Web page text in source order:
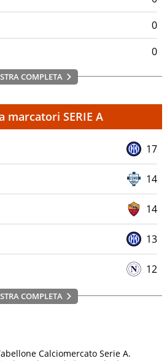
troppo arrendevole con alcune
Stadium di Reggio Emilia. Ma fino
cittadina emiliana
0
0
COMPLETA
marcatori SERIE A
17
14
14
13
12
COMPLETA
Calciomercato Serie A.